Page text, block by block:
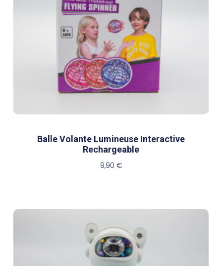
Balle Volante Lumineuse Interactive
Rechargeable
9,90 €